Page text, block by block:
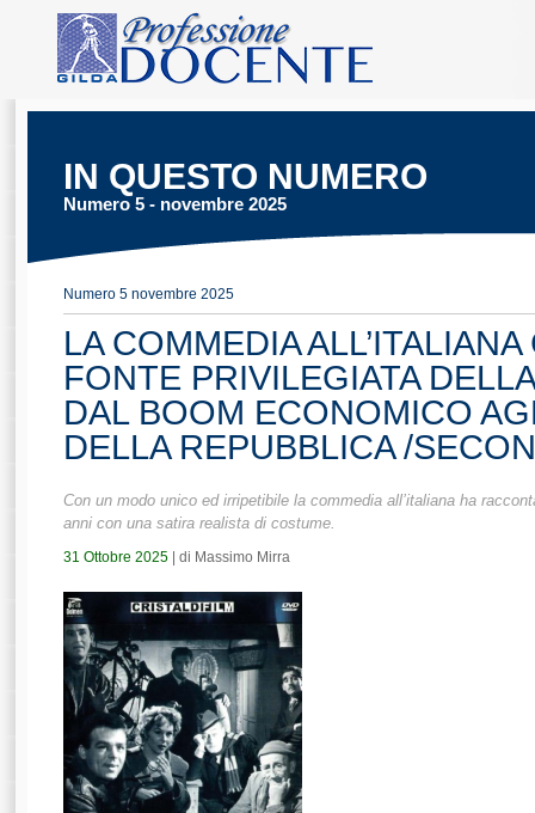
IN QUESTO NUMERO
Numero 5 - novembre 2025
Numero 5 novembre 2025
LA COMMEDIA
FONTE PRIVILEGIATA
DAL BOOM ECONOMICO
DELLA REPUBBLICA /
Con un modo unico ed irripetibile la commedia all’italiana ha
anni con una satira realista di costume.
31 Ottobre 2025 | di Massimo Mirra